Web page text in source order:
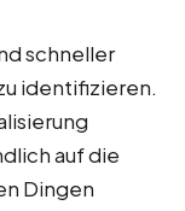
schneller
identifizieren.
auf die
Dingen